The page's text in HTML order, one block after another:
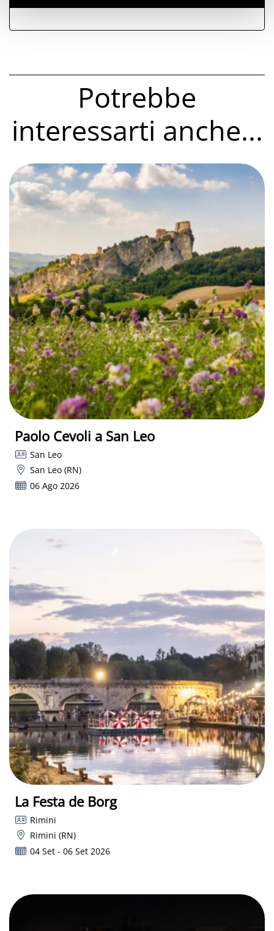
Potrebbe
interessarti anche...
Paolo Cevoli a San Leo
San Leo
San Leo (RN)
06 Ago 2026
La Festa de Borg
Rimini
Rimini (RN)
04 Set - 06 Set 2026